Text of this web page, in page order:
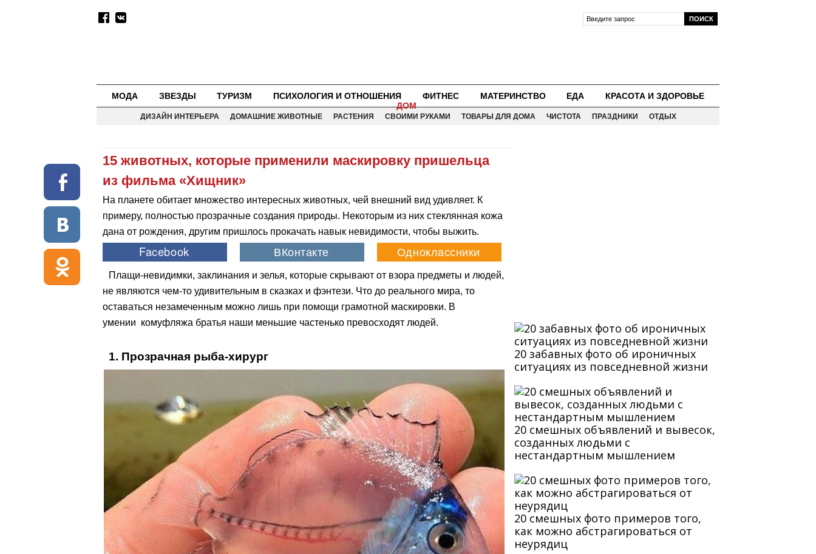
МОДА ЗВЕЗДЫ ТУРИЗМ ПСИХОЛОГИЯ И ОТНОШЕНИЯ ФИТНЕС МАТЕРИНСТВО ЕДА
КРАСОТА И ЗДОРОВЬЕ
ДОМ
ДИЗАЙН ИНТЕРЬЕРА ДОМАШНИЕ ЖИВОТНЫЕ РАСТЕНИЯ СВОИМИ РУКАМИ ТОВАРЫ ДЛЯ ДОМА ЧИСТОТА ПРАЗДНИКИ ОТДЫХ
15 животных, которые применили маскировку пришельца
из фильма «Хищник»
На планете обитает множество интересных животных, чей внешний вид удивляет. К
примеру, полностью прозрачные создания природы. Некоторым из них стеклянная кожа
дана от рождения, другим пришлось прокачать навык невидимости, чтобы выжить.
Плащи-невидимки, заклинания и зелья, которые скрывают от взора предметы и людей,
не являются чем-то удивительным в сказках и фэнтези. Что до реального мира, то
оставаться незамеченным можно лишь при помощи грамотной маскировки. В
умении комуфляжа братья наши меньшие частенько превосходят людей.
1. Прозрачная рыба-хирург
20 забавных фото об ироничных
ситуациях из повседневной жизни
20 смешных объявлений и вывесок,
созданных людьми с
нестандартным мышлением
20 смешных фото примеров того,
как можно абстрагироваться от
неурядиц